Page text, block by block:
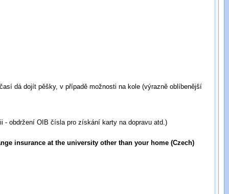
dá dojít pěšky, v případě možnosti na kole (výrazně oblíbenější
- obdržení OIB čísla pro získání karty na dopravu atd.)
insurance at the university other than your home (Czech)